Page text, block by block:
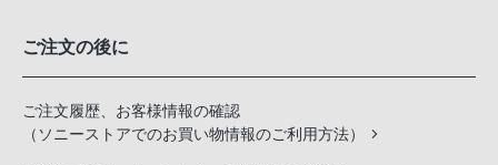
ご注文の後に
ご注文履歴、お客様情報の確認
（ソニーストアでのお買い物情報のご利用方法）